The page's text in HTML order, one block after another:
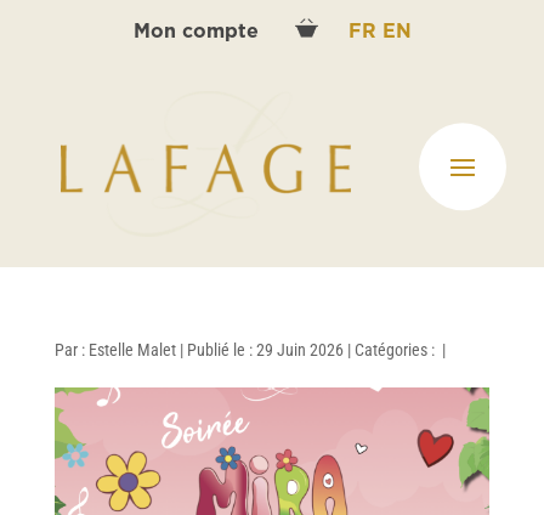
Mon compte FR EN
Par : Estelle Malet | Publié le : 29 Juin 2026 | Catégories : |